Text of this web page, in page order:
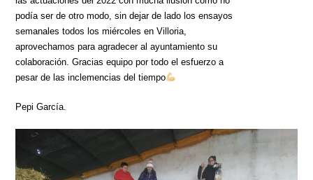
podía ser de otro modo, sin dejar de lado los ensayos
semanales todos los miércoles en Villoria,
aprovechamos para agradecer al ayuntamiento su
colaboración. Gracias equipo por todo el esfuerzo a
pesar de las inclemencias del tiempo
Pepi García.